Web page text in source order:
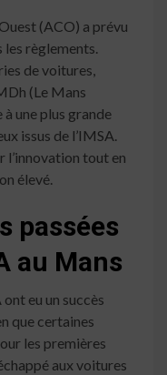
(ACO) a prévu
les règlements.
de voitures,
(Le Mans
une plus grande
issus de l’IMSA.
l’innovation tout en
élevé.
passées
au Mans
eu un succès
que certaines
les premières
aux voitures